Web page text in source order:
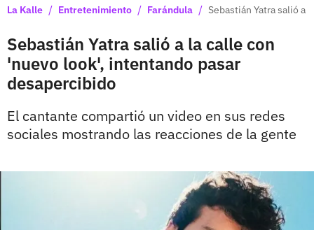
La Kalle / Entretenimiento / Farándula / Sebastián Yatra salió a
Sebastián Yatra salió a la calle con
'nuevo look', intentando pasar
desapercibido
El cantante compartió un video en sus redes
sociales mostrando las reacciones de la gente